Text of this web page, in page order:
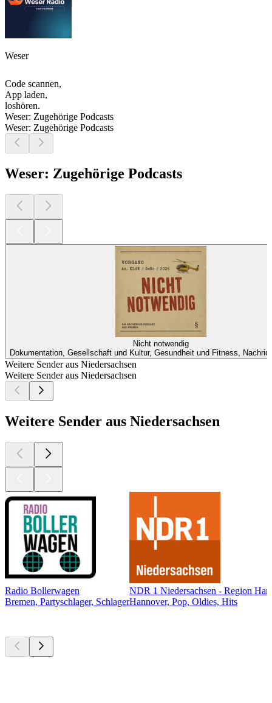
Weser
Code scannen,
App laden,
loshören.
Weser: Zugehörige Podcasts
Weser: Zugehörige Podcasts
Weser: Zugehörige Podcasts
Nicht notwendig
Dokumentation, Gesellschaft und Kultur, Gesundheit und Fitness,
Weitere Sender aus Niedersachsen
Weitere Sender aus Niedersachsen
Weitere Sender aus Niedersachsen
Radio Bollerwagen
Bremen, Partyschlager, Schlager
NDR 1 Niedersachsen - Region
Hannover, Pop, Oldies, Hits